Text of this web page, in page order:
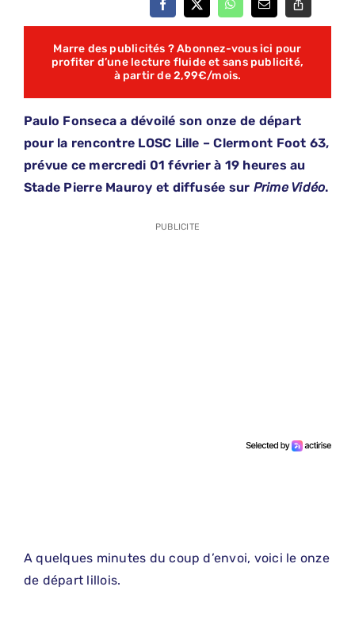
Marre des publicités ? Abonnez-vous ici pour
profiter d’une lecture fluide et sans publicité,
à partir de 2,99€/mois.
Paulo Fonseca a dévoilé son onze de départ
pour la rencontre LOSC Lille – Clermont Foot 63,
prévue ce mercredi 01 février à 19 heures au
Stade Pierre Mauroy et diffusée sur Prime Vidéo.
PUBLICITE
A quelques minutes du coup d’envoi, voici le onze
de départ lillois.